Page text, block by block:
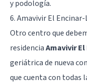
y podología.
6. Amavivir El Encinar-
Otro centro que
residenciaAmavivir
geriátrica de nueva
que cuenta con todas